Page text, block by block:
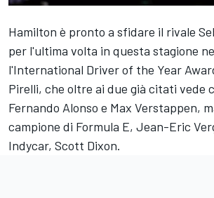
Hamilton è pronto a sfidare il rivale
per l'ultima volta in questa stagione
l'International Driver of the Year
Pirelli, che oltre ai due già citati vede
Fernando Alonso e Max Verstappen,
campione di Formula E, Jean-Eric
Indycar, Scott Dixon.